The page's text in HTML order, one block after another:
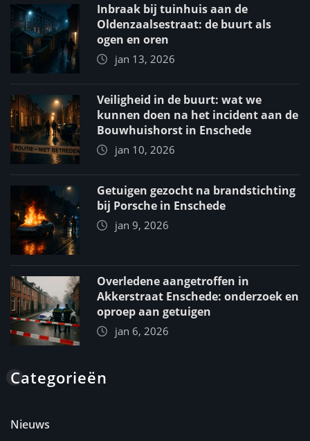
Inbraak bij tuinhuis aan de
Oldenzaalsestraat: de buurt als
ogen en oren
jan 13, 2026
Veiligheid in de buurt: wat we
kunnen doen na het incident aan de
Bouwhuishorst in Enschede
jan 10, 2026
Getuigen gezocht na brandstichting
bij Porsche in Enschede
jan 9, 2026
Overledene aangetroffen in
Akkerstraat Enschede: onderzoek en
oproep aan getuigen
jan 6, 2026
Categorieën
Nieuws